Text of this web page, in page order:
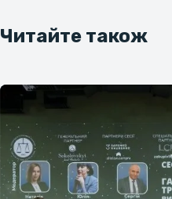
Читайте також